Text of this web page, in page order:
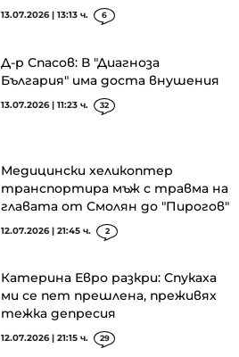
13.07.2026 | 13:13 ч. 6
Д-р Спасов: В "Диагноза
България" има доста внушения
13.07.2026 | 11:23 ч. 32
Медицински хеликоптер
транспортира мъж с травма на
главата от Смолян до "Пирогов"
12.07.2026 | 21:45 ч. 2
Катерина Евро разкри: Спукаха
ми се пет прешлена, преживях
тежка депресия
12.07.2026 | 21:15 ч. 29